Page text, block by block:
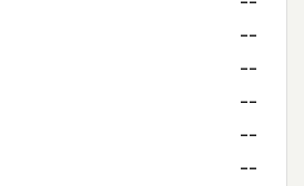
--
--
--
--
--